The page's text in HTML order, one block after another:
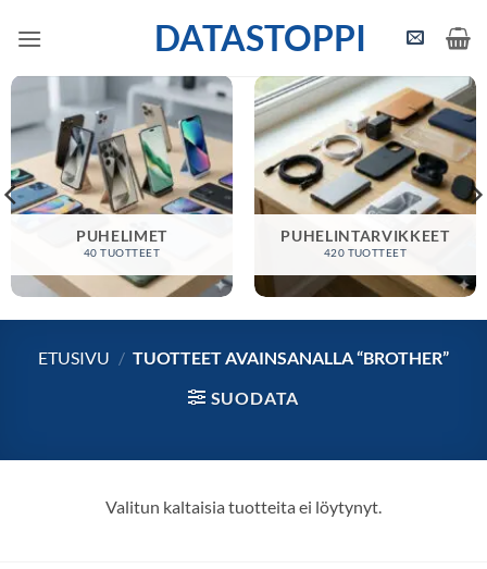
DATASTOPPI
PUHELIMET
40 TUOTTEET
PUHELINTARVIKKEET
420 TUOTTEET
ETUSIVU / TUOTTEET AVAINSANALLA “BROTHER”
SUODATA
Valitun kaltaisia tuotteita ei löytynyt.